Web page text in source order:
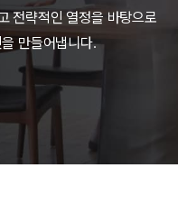
스
- (주)화요
- (주)광주요
코
전자㈜
어랜드㈜
- (주)분독
전략적인 열정을 바탕으로
만들어냅니다.